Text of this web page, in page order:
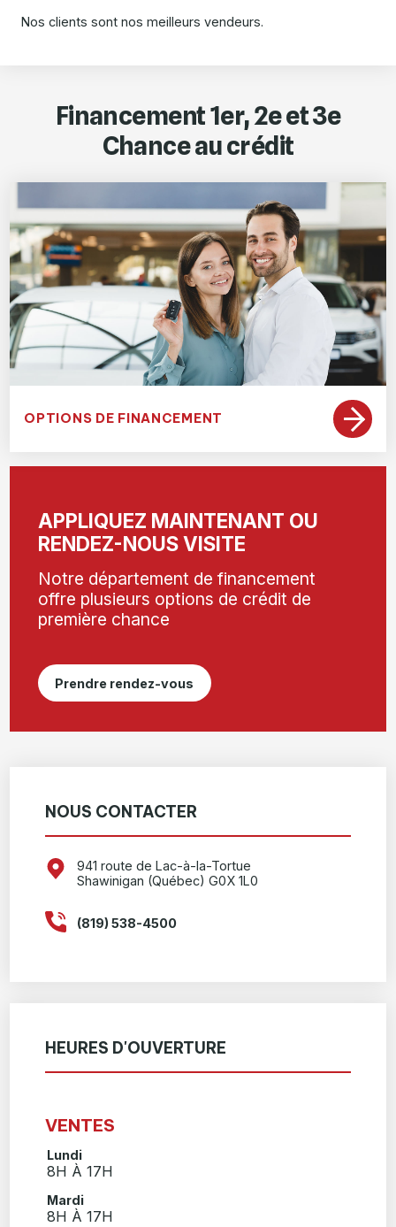
Nos clients sont nos meilleurs vendeurs.
Financement 1er, 2e et 3e
Chance au crédit
OPTIONS DE FINANCEMENT
APPLIQUEZ MAINTENANT OU
RENDEZ-NOUS VISITE
Notre département de financement
offre plusieurs options de crédit de
première chance
Prendre rendez-vous
NOUS CONTACTER
941 route de Lac-à-la-Tortue
Shawinigan (Québec) G0X 1L0
(819) 538-4500
HEURES D'OUVERTURE
VENTES
Lundi
8H À 17H
Mardi
8H À 17H